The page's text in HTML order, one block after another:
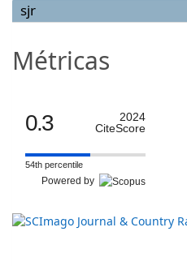
sjr
Métricas
0.3
2024
CiteScore
54th percentile
Powered by